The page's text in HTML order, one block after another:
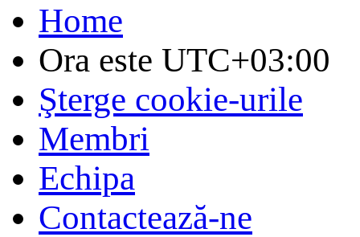
Home
Ora este UTC+03:00
Şterge cookie-urile
Membri
Echipa
Contactează-ne